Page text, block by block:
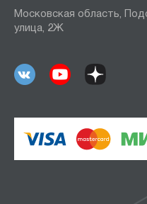
Московская область,
улица, 2Ж